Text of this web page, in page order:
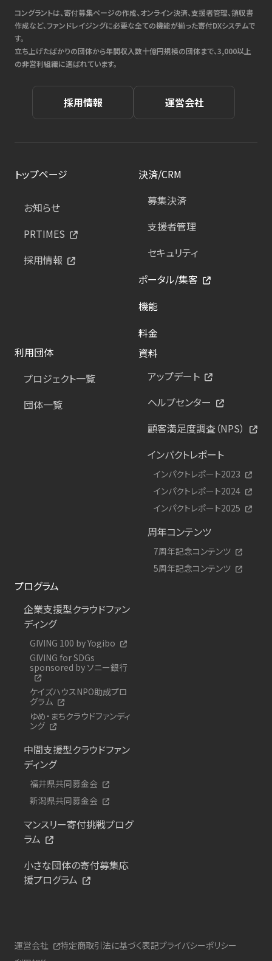
コングラントは、寄付募集ページの作成、オンライン決済、支援者管理、領収書
作成など、ファンドレイジングに必要な全ての機能が揃った寄付DXシステムで
す。
立ち上げたばかりの団体から年間収入数十億円規模の団体まで、3,000以上
の非営利組織に選ばれています。
採用情報 運営会社
トップページ
お知らせ
PRTIMES
採用情報
決済/CRM
募集決済
支援者管理
セキュリティ
ポータル/集客
機能
料金
利用団体
プロジェクト一覧
団体一覧
資料
アップデート
ヘルプセンター
顧客満足度調査（NPS）
インパクトレポート
インパクトレポート2023
インパクトレポート2024
インパクトレポート2025
周年コンテンツ
7周年記念コンテンツ
5周年記念コンテンツ
プログラム
企業支援型クラウドファン
ディング
GIVING 100 by Yogibo
GIVING for SDGs
sponsored by ソニー銀行
ケイズハウスNPO助成プロ
グラム
ゆめ・まちクラウドファンディ
ング
中間支援型クラウドファン
ディング
福井県共同募金会
新潟県共同募金会
マンスリー寄付挑戦プログ
ラム
小さな団体の寄付募集応
援プログラム
運営会社 特定商取引法に基づく表記プライバシーポリシー